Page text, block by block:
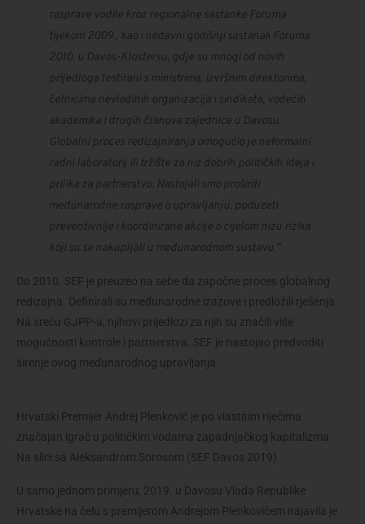
rasprave vodile kroz regionalne sastanke Foruma
tijekom 2009., kao i nedavni godišnji sastanak Foruma
2010. u Davos-Klostersu, gdje su mnogi od novih
prijedloga testirani s ministrima, izvršnim direktorima,
čelnicima nevladinih organizacija i sindikata, vodećih
akademika i drugih članova zajednice u Davosu.
Globalni proces redizajniranja omogućio je neformalni
radni laboratorij ili tržište za niz dobrih političkih ideja i
prilika za partnerstvo. Nastojali smo proširiti
međunarodne rasprave o upravljanju, poduzeti
preventivnije i koordinirane akcije o cijelom nizu rizika
koji su se nakupljali u međunarodnom sustavu.”
Do 2010. SEF je preuzeo na sebe da započne proces globalnog
redizajna. Definirali su međunarodne izazove i predložili rješenja.
Na sreću GJPP-a, njihovi prijedlozi za njih su značili više
mogućnosti kontrole i partnerstva. SEF je nastojao predvoditi
širenje ovog međunarodnog upravljanja.
Hrvatski Premijer Andrej Plenković je po vlastitim riječima
značajan igrač u političkim vodama zapadnjačkog kapitalizma.
Na slici sa Aleksandrom Sorosom (SEF Davos 2019)
U samo jednom primjeru, 2019. u Davosu Vlada Republike
Hrvatske na čelu s premijerom Andrejom Plenkovićem najavila je